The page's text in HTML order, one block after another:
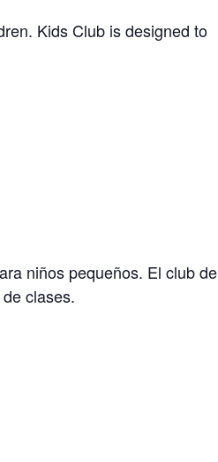
Kids Club is designed to
niños pequeños. El club de
clases.